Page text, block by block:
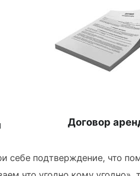
Договор
себе подтверждение, что